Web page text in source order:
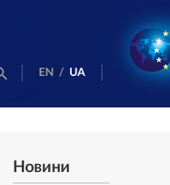
EN / UA
Новини